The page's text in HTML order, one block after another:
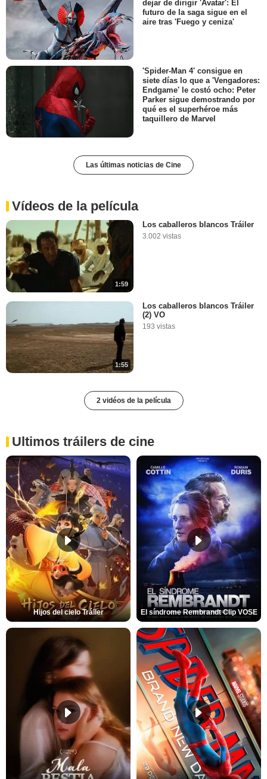
dejar de dirigir 'Avatar': El
futuro de la saga sigue en el
aire tras 'Fuego y ceniza'
'Spider-Man 4' consigue en
siete días lo que a 'Vengadores:
Endgame' le costó ocho: Peter
Parker sigue demostrando por
qué es el superhéroe más
taquillero de Marvel
Las últimas noticias de Cine
Vídeos de la película
1:59
Los caballeros blancos Tráiler
3.002 vistas
1:55
Los caballeros blancos Tráiler
(2) VO
193 vistas
2 vidéos de la película
Ultimos tráilers de cine
Hijos del cielo Tráiler El síndrome Rembrandt Clip VOSE